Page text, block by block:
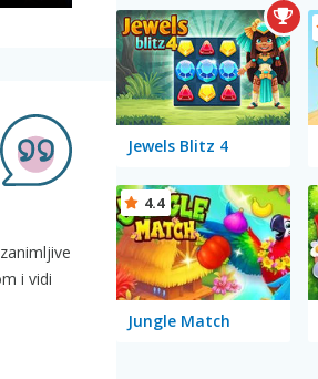
i vidi
Jewels Blitz 4
Jungle Match
4.4